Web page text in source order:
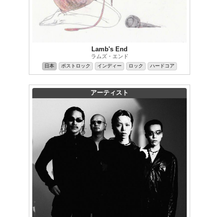
Lamb's End
ラムズ・エンド
日本 ポストロック インディー ロック ハードコア
アーティスト